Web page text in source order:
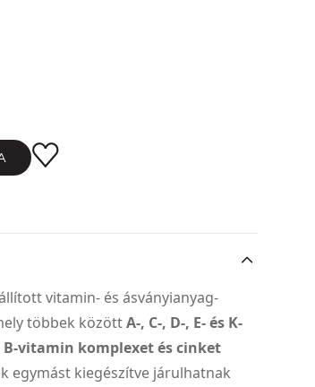
vitamin- és ásványianyag-
többek közöttA-, C-, D-, E- és K-
vitamin komplexet és cinket
egymást kiegészítve járulhatnak